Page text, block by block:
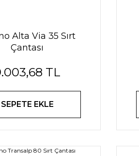
Alta Via 35 Sırt
Çantası
TL
SEPETE EKLE